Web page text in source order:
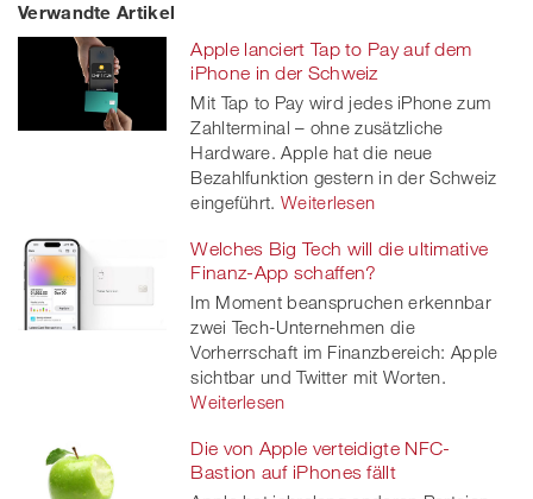
on
Facebook
on
twitt
er
linkedinXing
Verwandte Artikel
Apple lanciert Tap to Pay auf dem
iPhone in der Schweiz
Mit Tap to Pay wird jedes iPhone zum
Zahlterminal – ohne zusätzliche
Hardware. Apple hat die neue
Bezahlfunktion gestern in der Schweiz
eingeführt. Weiterlesen
Welches Big Tech will die ultimative
Finanz-App schaffen?
Im Moment beanspruchen erkennbar
zwei Tech-Unternehmen die
Vorherrschaft im Finanzbereich: Apple
sichtbar und Twitter mit Worten.
Weiterlesen
Die von Apple verteidigte NFC-
Bastion auf iPhones fällt